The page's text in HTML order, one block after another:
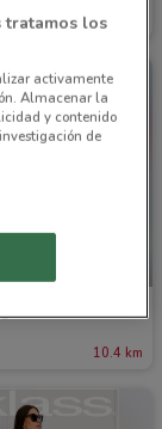
10.4 km
10.4 km
tratamos los
activamente
Almacenar la
y contenido
de